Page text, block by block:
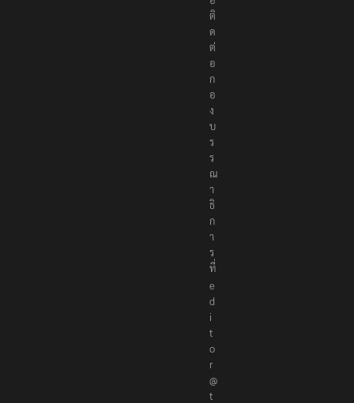
ติ
ด
ต่
อ
ก
อ
ง
บ
ร
ร
ณ
า
ธิ
ก
า
ร
ที่
e
d
i
t
o
r
@
t